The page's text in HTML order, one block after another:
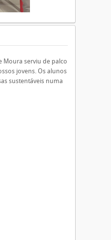
Moura serviu de palco
jovens. Os alunos
sustentáveis numa